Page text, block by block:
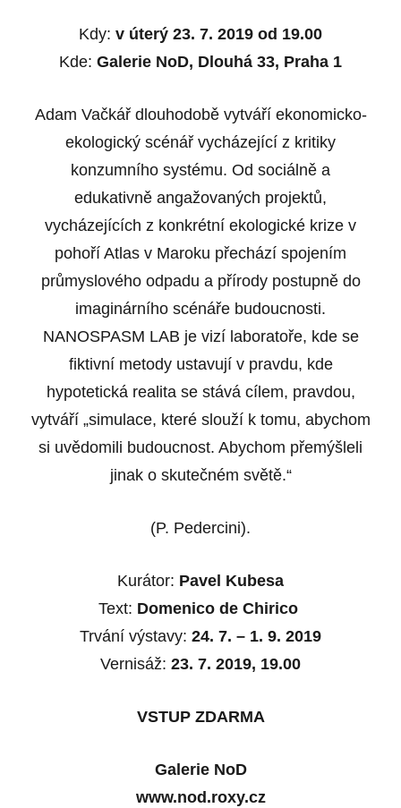
Kdy: v úterý 23. 7. 2019 od 19.00
Kde: Galerie NoD, Dlouhá 33, Praha 1
Adam Vačkář dlouhodobě vytváří ekonomicko-
ekologický scénář vycházející z kritiky
konzumního systému. Od sociálně a
edukativně angažovaných projektů,
vycházejících z konkrétní ekologické krize v
pohoří Atlas v Maroku přechází spojením
průmyslového odpadu a přírody postupně do
imaginárního scénáře budoucnosti.
NANOSPASM LAB je vizí laboratoře, kde se
fiktivní metody ustavují v pravdu, kde
hypotetická realita se stává cílem, pravdou,
vytváří „simulace, které slouží k tomu, abychom
si uvědomili budoucnost. Abychom přemýšleli
jinak o skutečném světě.“
(P. Pedercini).
Kurátor: Pavel Kubesa
Text: Domenico de Chirico
Trvání výstavy: 24. 7. – 1. 9. 2019
Vernisáž: 23. 7. 2019, 19.00
VSTUP ZDARMA
Galerie NoD
www.nod.roxy.cz